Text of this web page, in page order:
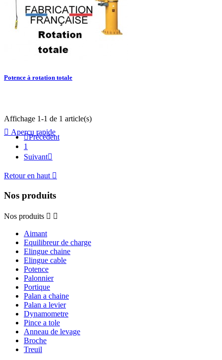
Potence à rotation totale
 Aperçu rapide
Affichage 1-1 de 1 article(s)
Précédent
1
Suivant
Retour en haut 
Nos produits
Nos produits  
Aimant
Equilibreur de charge
Elingue chaine
Elingue cable
Potence
Palonnier
Portique
Palan a chaine
Palan a levier
Dynamometre
Pince a tole
Anneau de levage
Broche
Treuil